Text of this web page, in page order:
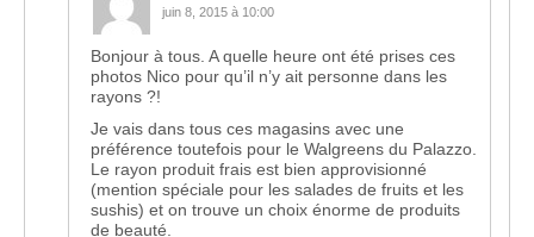
juin 8, 2015 à 10:00
Bonjour à tous. A quelle heure ont été prises ces
photos Nico pour qu’il n’y ait personne dans les
rayons ?!
Je vais dans tous ces magasins avec une
préférence toutefois pour le Walgreens du Palazzo.
Le rayon produit frais est bien approvisionné
(mention spéciale pour les salades de fruits et les
sushis) et on trouve un choix énorme de produits
de beauté.